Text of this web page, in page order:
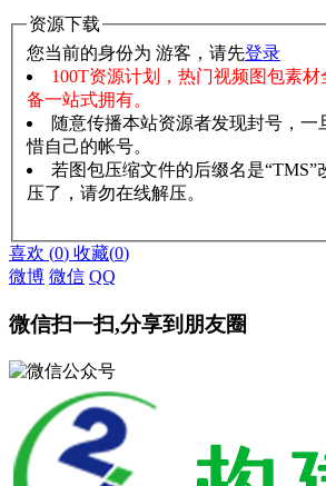
资源下载
您当前的身份为 游客，请先登录
100T资源计划，热门视频图包素
备一站式拥有。
随意传播本站资源者发现封号，一
惜自己的帐号。
若图包压缩文件的后缀名是“TMS”
压了，请勿在线解压。
喜欢 (0) 收藏(0)
微博 微信 QQ
微信扫一扫,分享到朋友圈